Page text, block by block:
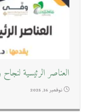
العناصر الرئيسية
نوفمبر 16, 2025